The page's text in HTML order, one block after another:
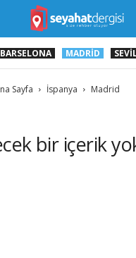
BARSELONA MADRID
Sayfa İspanya Madrid
bir içerik